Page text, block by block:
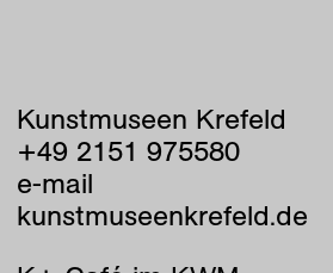
Kunstmuseen Krefeld
+49 2151 975580
e-mail
kunstmuseenkrefeld.de